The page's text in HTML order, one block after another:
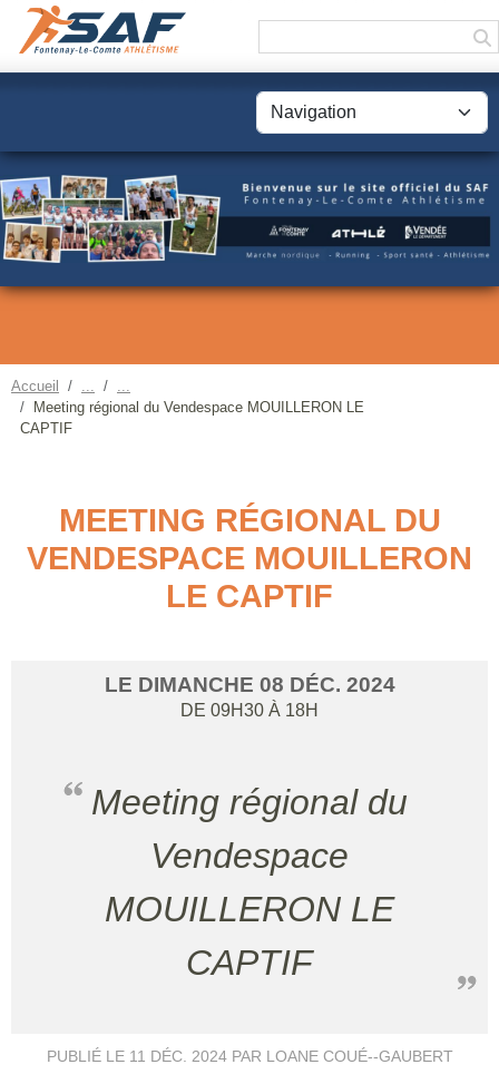
Accueil
Meeting régional du Vendespace MOUILLERON LE
CAPTIF
MEETING RÉGIONAL DU
VENDESPACE MOUILLERON
LE CAPTIF
LE DIMANCHE 08 DÉC. 2024
DE 09H30 À 18H
Meeting régional du
Vendespace
MOUILLERON LE
CAPTIF
PUBLIÉ LE 11 DÉC. 2024PAR LOANE COUÉ--GAUBERT
Panneau de gestion des cookies